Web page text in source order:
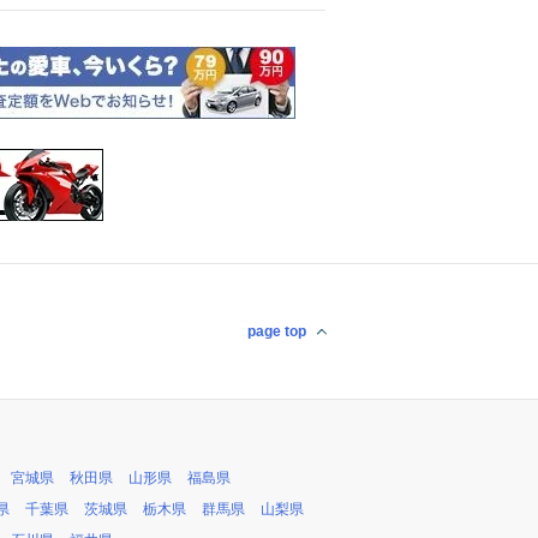
page top
宮城県 秋田県 山形県
福島県
千葉県 茨城県 栃木県 群馬県
山梨県